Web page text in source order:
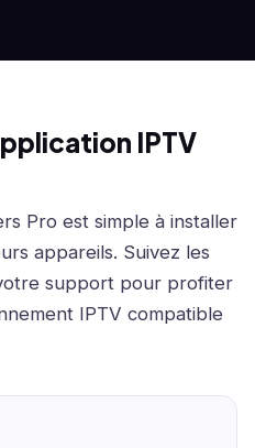
IPTV
Pro est simple à installer
appareils. Suivez les
support pour profiter
IPTV compatible